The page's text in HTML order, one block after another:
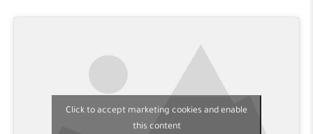
Click to accept marketing cookies and enable
this content